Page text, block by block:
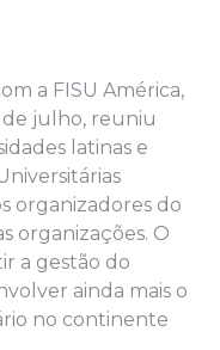
a FISU América,
de julho, reuniu
latinas e
organizadores do
organizações. O
a gestão do
ainda mais o
no continente